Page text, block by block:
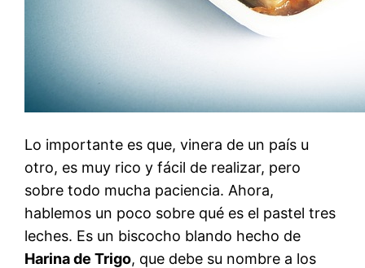
Lo importante es que, vinera de un país u
otro, es muy rico y fácil de realizar, pero
sobre todo mucha paciencia. Ahora,
hablemos un poco sobre qué es el pastel tres
leches. Es un biscocho blando hecho de
Harina de Trigo, que debe su nombre a los